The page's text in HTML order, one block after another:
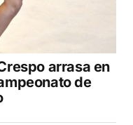
arrasa en
de